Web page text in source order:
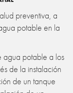
preventiva, a
potable en la
agua potable a los
de la instalación
de un tanque